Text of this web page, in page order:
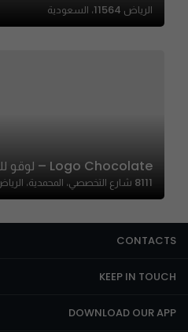
الرياض 11564، السعودية
Logo Chocolate – لوقو للشوكولاته
8111 شارع التخصصي، المحمدية، الرياض 12363، السعودية
CONTACTS
KEEP IN TOUCH
DOWNLOAD OUR APP